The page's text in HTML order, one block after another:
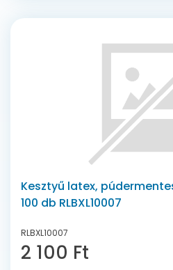
Kesztyű latex,
100 db RLBXL10007
RLBXL10007
2 100 Ft